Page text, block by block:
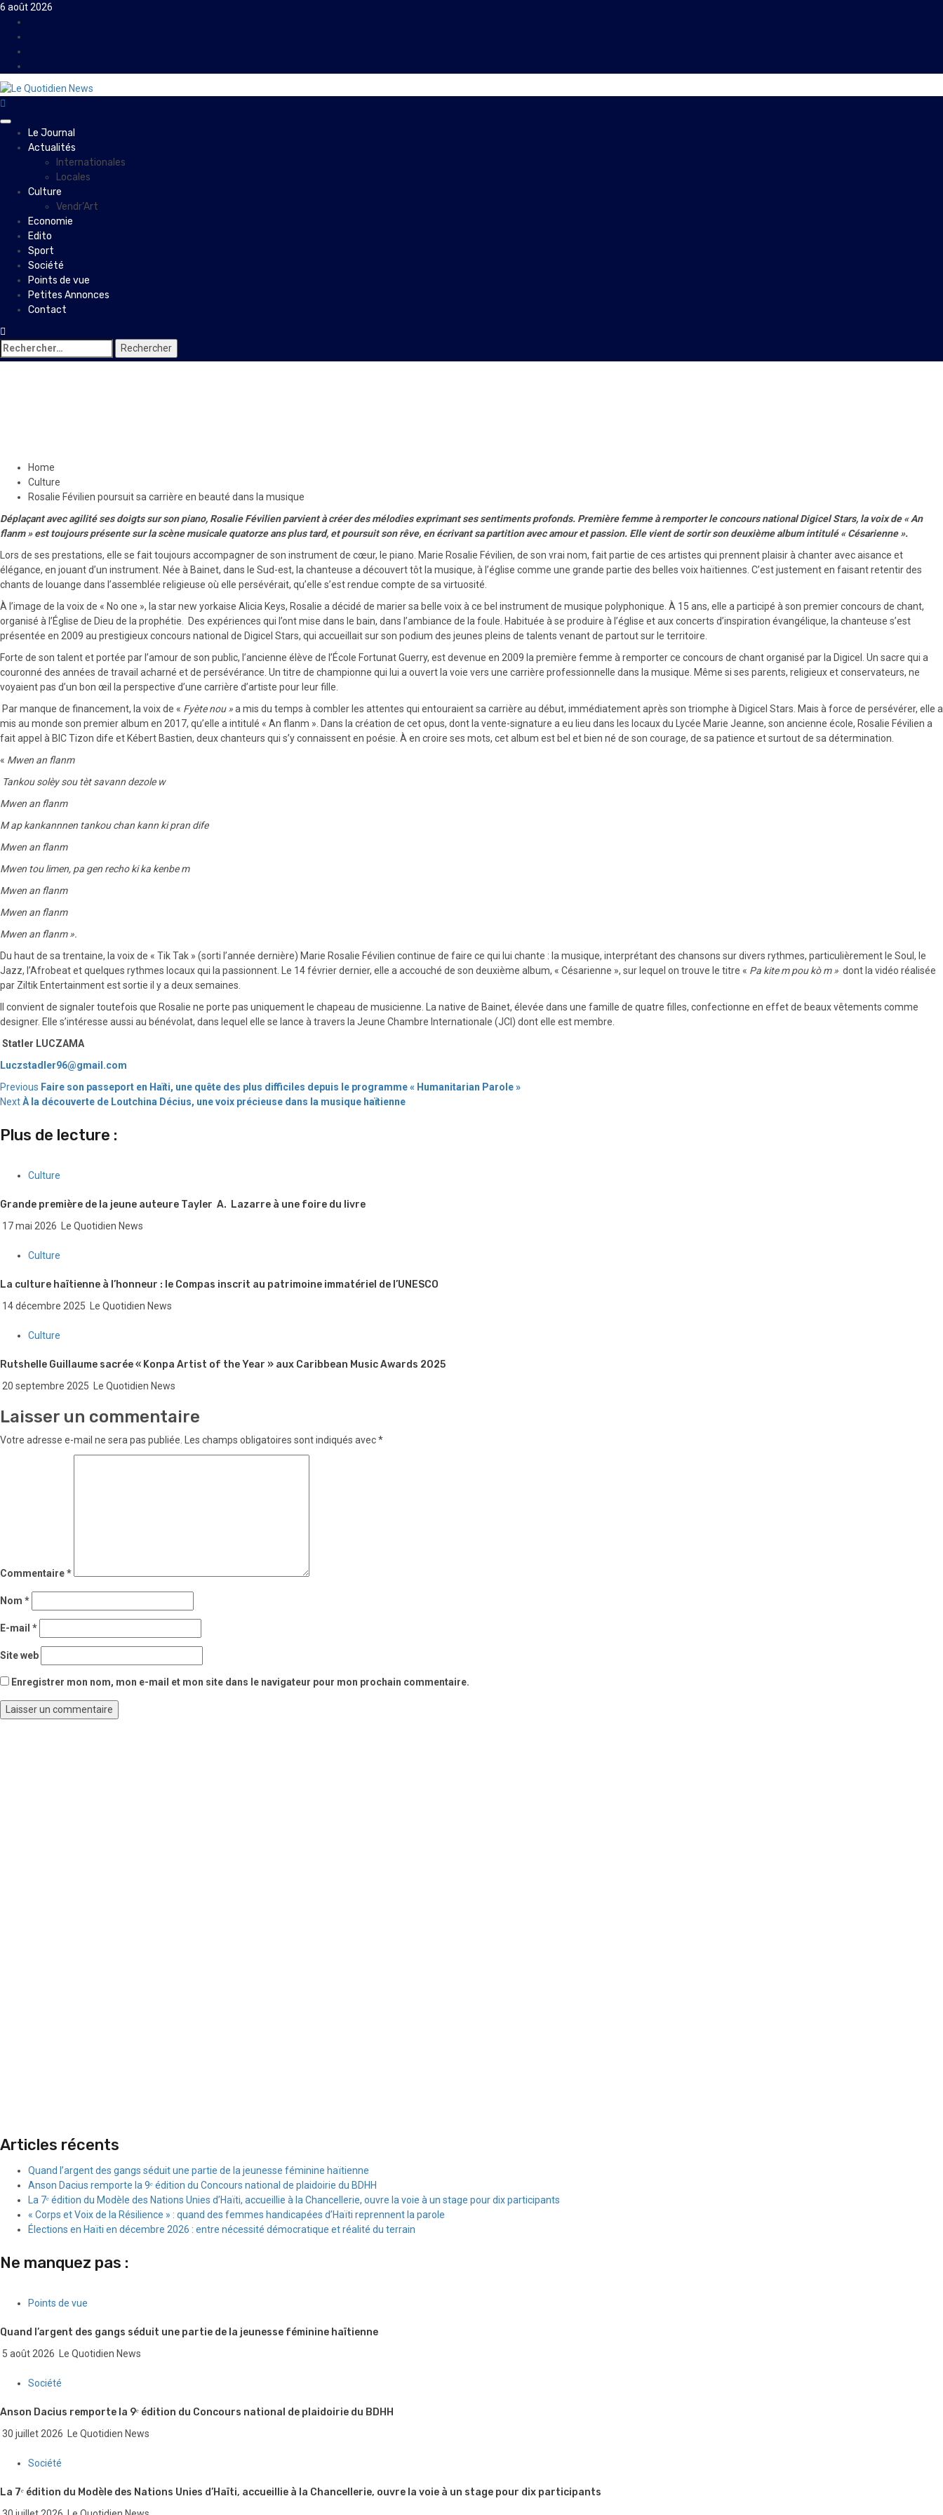
Skip
content
6 août 2026
PrimaryLe Journal
Actualités
Internationales
Locales
Culture
Vendr’Art
Economie
Edito
Sport
Société
Points de vue
Petites Annonces
Contact
Rechercher :
Home
Culture
Rosalie Févilien poursuit sa carrière en beauté dans la musique
Déplaçant avec agilité ses doigts sur son piano, Rosalie Févilien parvient à créer des mélodies exprimant ses sentiments profonds. Première femme à remporter le concours national Digicel Stars, la voix de « An
flanm » est toujours présente sur la scène musicale quatorze ans plus tard, et poursuit son rêve, en écrivant sa partition avec amour et passion. Elle vient de sortir son deuxième album intitulé « Césarienne ».
Lors de ses prestations, elle se fait toujours accompagner de son instrument de cœur, le piano. Marie Rosalie Févilien, de son vrai nom, fait partie de ces artistes qui prennent plaisir à chanter avec aisance et
élégance, en jouant d’un instrument. Née à Bainet, dans le Sud-est, la chanteuse a découvert tôt la musique, à l’église comme une grande partie des belles voix haïtiennes. C’est justement en faisant retentir des
chants de louange dans l’assemblée religieuse où elle persévérait, qu’elle s’est rendue compte de sa virtuosité.
À l’image de la voix de « No one », la star new yorkaise Alicia Keys, Rosalie a décidé de marier sa belle voix à ce bel instrument de musique polyphonique. À 15 ans, elle a participé à son premier concours de chant,
organisé à l’Église de Dieu de la prophétie. Des expériences qui l’ont mise dans le bain, dans l’ambiance de la foule. Habituée à se produire à l’église et aux concerts d’inspiration évangélique, la chanteuse s’est
présentée en 2009 au prestigieux concours national de Digicel Stars, qui accueillait sur son podium des jeunes pleins de talents venant de partout sur le territoire.
Forte de son talent et portée par l’amour de son public, l’ancienne élève de l’École Fortunat Guerry, est devenue en 2009 la première femme à remporter ce concours de chant organisé par la Digicel. Un sacre qui a
couronné des années de travail acharné et de persévérance. Un titre de championne qui lui a ouvert la voie vers une carrière professionnelle dans la musique. Même si ses parents, religieux et conservateurs, ne
voyaient pas d’un bon œil la perspective d’une carrière d’artiste pour leur fille.
Par manque de financement, la voix de « Fyète nou »a mis du temps à combler les attentes qui entouraient sa carrière au début, immédiatement après son triomphe à Digicel Stars. Mais à force de persévérer, elle a
mis au monde son premier album en 2017, qu’elle a intitulé « An flanm ». Dans la création de cet opus, dont la vente-signature a eu lieu dans les locaux du Lycée Marie Jeanne, son ancienne école, Rosalie Févilien a
fait appel à BIC Tizon dife et Kébert Bastien, deux chanteurs qui s’y connaissent en poésie. À en croire ses mots, cet album est bel et bien né de son courage, de sa patience et surtout de sa détermination.
« Mwen an flanm
Tankou solèy sou tèt savann dezole w
Mwen an flanm
M ap kankannnen tankou chan kann ki pran dife
Mwen an flanm
Mwen tou limen, pa gen recho ki ka kenbe m
Mwen an flanm
Mwen an flanm
Mwen an flanm ».
Du haut de sa trentaine, la voix de « Tik Tak » (sorti l’année dernière) Marie Rosalie Févilien continue de faire ce qui lui chante : la musique, interprétant des chansons sur divers rythmes, particulièrement le Soul, le
Jazz, l’Afrobeat et quelques rythmes locaux qui la passionnent. Le 14 février dernier, elle a accouché de son deuxième album, « Césarienne », sur lequel on trouve le titre « Pa kite m pou kò m » dont la vidéo réalisée
par Ziltik Entertainment est sortie il y a deux semaines.
Il convient de signaler toutefois que Rosalie ne porte pas uniquement le chapeau de musicienne. La native de Bainet, élevée dans une famille de quatre filles, confectionne en effet de beaux vêtements comme
designer. Elle s’intéresse aussi au bénévolat, dans lequel elle se lance à travers la Jeune Chambre Internationale (JCI) dont elle est membre.
Statler LUCZAMA
Luczstadler96@gmail.com
Continue
Reading
Previous Faire son passeport en Haïti, une quête des plus difficiles depuis le programme « Humanitarian Parole »
NextÀ la découverte de Loutchina Décius, une voix précieuse dans la musique haïtienne
Plus de lecture :
Culture
Grande première de la jeune auteure Tayler A. Lazarre à une foire du livre
17 mai 2026 Le Quotidien News
Culture
La culture haïtienne à l’honneur : le Compas inscrit au patrimoine immatériel de l’UNESCO
14 décembre 2025 Le Quotidien News
Culture
Rutshelle Guillaume sacrée « Konpa Artist of the Year » aux Caribbean Music Awards 2025
20 septembre 2025 Le Quotidien News
Laisser un commentaire
Votre adresse e-mail ne sera pas publiée. Les champs obligatoires sont indiqués avec*
Commentaire*
Nom *
E-mail *
Site web
Enregistrer mon nom, mon e-mail et mon site dans le navigateur pour mon prochain commentaire.
Articles récents
Quand l’argent des gangs séduit une partie de la jeunesse féminine haïtienne
Anson Dacius remporte la 9ᵉ édition du Concours national de plaidoirie du BDHH
La 7ᵉ édition du Modèle des Nations Unies d’Haïti, accueillie à la Chancellerie, ouvre la voie à un stage pour dix participants
« Corps et Voix de la Résilience » : quand des femmes handicapées d’Haïti reprennent la parole
Élections en Haïti en décembre 2026 : entre nécessité démocratique et réalité du terrain
Ne manquez pas :
Points de vue
Quand l’argent des gangs séduit une partie de la jeunesse féminine haïtienne
5 août 2026 Le Quotidien News
Société
Anson Dacius remporte la 9ᵉ édition du Concours national de plaidoirie du BDHH
30 juillet 2026 Le Quotidien News
Société
La 7ᵉ édition du Modèle des Nations Unies d’Haïti, accueillie à la Chancellerie, ouvre la voie à un stage pour dix participants